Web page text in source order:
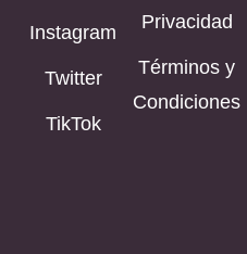
Instagram
Twitter
TikTok
Privacidad
Términos y
Condiciones